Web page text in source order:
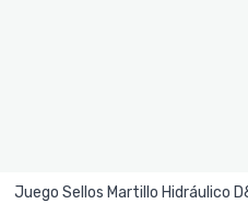
Juego Sellos Martillo Hidráulico